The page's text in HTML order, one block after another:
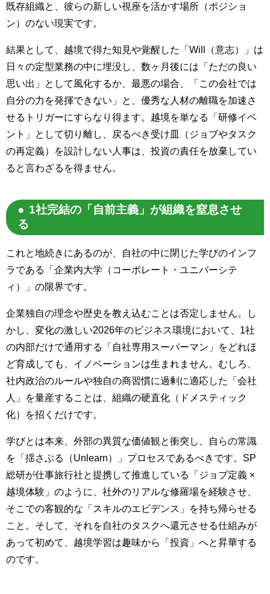
既存組織と、彼らの新しい視座を活かす場所（ポジショ
ン）のない現実です。
結果として、越境で得た知見や覚醒した「Will（意志）」は
日々の定型業務の中に埋没し、数ヶ月後には「ただの良い
思い出」として風化するか、最悪の場合、「この会社では
自分の力を発揮できない」と、優秀な人材の離職を加速さ
せるトリガーにすらなり得ます。越境を単なる「研修イベ
ント」として切り離し、戻るべき受け皿（ジョブやタスク
の再定義）を設計しない人事は、投資の責任を放棄してい
ると言わざるを得ません。
1社完結の「自前主義」が組織を窒息させ
る
これと地続きにあるのが、自社の中に閉じた学びのインフ
ラである「企業内大学（コーポレート・ユニバーシテ
ィ）」の限界です。
企業独自の理念や歴史を教え込むことは否定しません。し
かし、変化の激しい2026年のビジネス環境において、1社
の内部だけで通用する「自社専用スーパーマン」をどれほ
ど育成しても、イノベーションは生まれません。むしろ、
社内政治のルールや独自の商習慣に過剰に適応した「会社
人」を量産することは、組織の硬直化（ドメスティック
化）を招くだけです。
学びとは本来、外部の異質な価値観と衝突し、自らの常識
を「揺さぶる（Unlearn）」プロセスであるべきです。SP
総研が仕事旅行社と提携して推進している「ジョブ定義 ×
越境体験」のように、社外のリアルな修羅場を経験させ、
そこでの客観的な「スキルのエビデンス」を持ち帰らせる
こと。そして、それを自社のタスクへ還元させる仕組みが
あって初めて、越境学習は趣味から「投資」へと昇華する
のです。